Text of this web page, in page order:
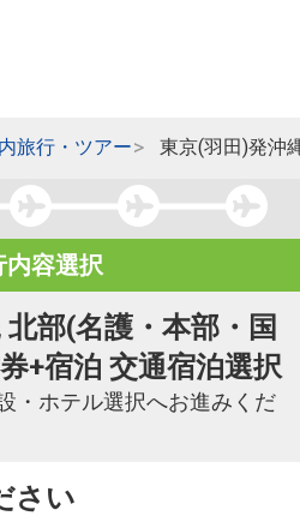
旅行・ツアー 東京(羽田)発沖
内容選択
部(名護・本部・国
+宿泊 交通宿泊選択
・ホテル選択へお進みくだ
さい